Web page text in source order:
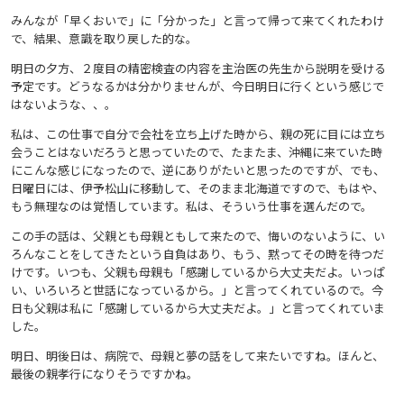
みんなが「早くおいで」に「分かった」と言って帰って来てくれたわけ
で、結果、意識を取り戻した的な。
明日の夕方、２度目の精密検査の内容を主治医の先生から説明を受ける
予定です。どうなるかは分かりませんが、今日明日に行くという感じで
はないような、、。
私は、この仕事で自分で会社を立ち上げた時から、親の死に目には立ち
会うことはないだろうと思っていたので、たまたま、沖縄に来ていた時
にこんな感じになったので、逆にありがたいと思ったのですが、でも、
日曜日には、伊予松山に移動して、そのまま北海道ですので、もはや、
もう無理なのは覚悟しています。私は、そういう仕事を選んだので。
この手の話は、父親とも母親ともして来たので、悔いのないように、い
ろんなことをしてきたという自負はあり、もう、黙ってその時を待つだ
けです。いつも、父親も母親も「感謝しているから大丈夫だよ。いっぱ
い、いろいろと世話になっているから。」と言ってくれているので。今
日も父親は私に「感謝しているから大丈夫だよ。」と言ってくれていま
した。
明日、明後日は、病院で、母親と夢の話をして来たいですね。ほんと、
最後の親孝行になりそうですかね。